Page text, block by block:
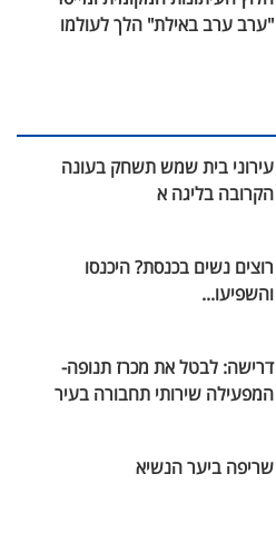
"ערב ערב באילת" הלך לעולמו
עירוני בית שמש תשחק בעונה
הקרובה בליגה א
רוצים נשים בכנסת? היכנסו
והשפיעו...
דרישה: לבטל את מכרז תנופה-
המפעילה שירותי תחבורה בעיר
שריפה ביער הנשיא